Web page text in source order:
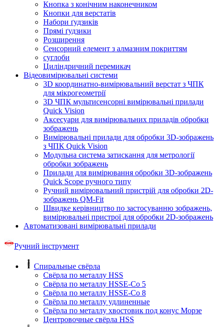
Кнопка з конічним наконечником
Кнопки для верстатів
Набори ґудзиків
Прямі ґудзики
Розширення
Сенсорний елемент з алмазним покриттям
суглоби
Циліндричний перемикач
Відеовимірювальні системи
3D координатно-вимірювальний верстат з ЧПК
для мікрогеометрії
3D ЧПК мультисенсорні вимірювальні прилади
Quick Vision
Аксесуари для вимірювальних приладів обробки
зображень
Вимірювальні прилади для обробки 3D-зображень
з ЧПК Quick Vision
Модульна система затискання для метрології
обробки зображень
Прилади для вимірювання обробки 3D-зображень
Quick Scope ручного типу
Ручний вимірювальний пристрій для обробки 2D-
зображень QM-Fit
Швидке керівництво по застосуванню зображень,
вимірювальні пристрої для обробки 2D-зображень
Автоматизовані вимірювальні прилади
Ручний інструмент
Спиральные свёрла
Свёрла по металлу HSS
Свёрла по металлу HSSE-Co 5
Свёрла по металлу HSSE-Co 8
Свёрла по металлу удлиненные
Свёрла по металлу хвостовик под конус Морзе
Центровочные свёрла HSS